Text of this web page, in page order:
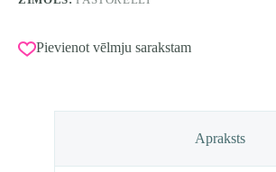
Pievienot vēlmju sarakstam
Apraksts